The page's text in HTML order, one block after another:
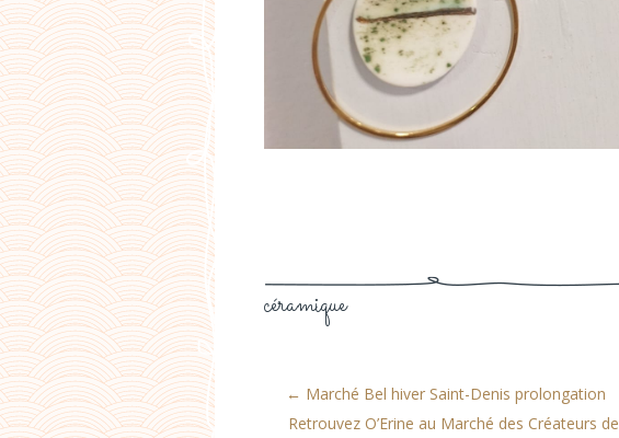
céramique
← Marché Bel hiver Saint-Denis prolongation
Retrouvez O’Erine au Marché des Créateurs de